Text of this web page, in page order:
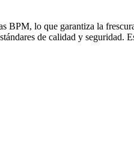
BPM, lo que garantiza la
de calidad y seguridad.